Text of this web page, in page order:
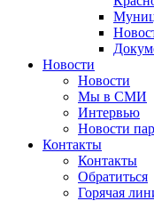
Новости
Новости
Мы в СМИ
Интервью
Новости
Контакты
Контакты
Обратиться
Горячая